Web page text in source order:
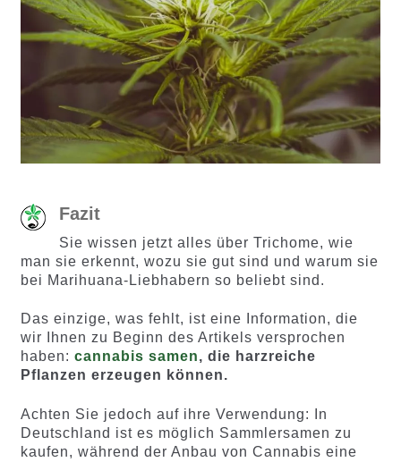
Fazit
Sie wissen jetzt alles über Trichome, wie
man sie erkennt, wozu sie gut sind und warum sie
bei Marihuana-Liebhabern so beliebt sind.
Das einzige, was fehlt, ist eine Information, die
wir Ihnen zu Beginn des Artikels versprochen
haben: cannabis samen, die harzreiche
Pflanzen erzeugen können.
Achten Sie jedoch auf ihre Verwendung: In
Deutschland ist es möglich Sammlersamen zu
kaufen, während der Anbau von Cannabis eine